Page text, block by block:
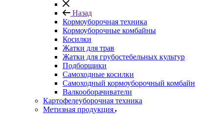
Назад
Кормоуборочная техника
Кормоуборочные комбайны
Косилки
Жатки для трав
Жатки для грубостебельных культур
Подборщики
Самоходные косилки
Самоходный кормоуборочный комбайн
Валкооборачиватели
Картофелеуборочная техника
Метизная продукция